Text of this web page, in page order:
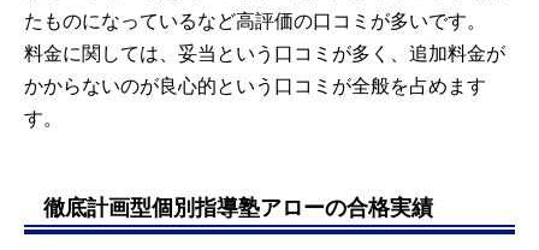
たものになっているなど高評価の口コミが多いです。
料金に関しては、妥当という口コミが多く、追加料金が
かからないのが良心的という口コミが全般を占めます
す。
徹底計画型個別指導塾アローの合格実績